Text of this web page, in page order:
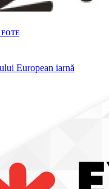
FOTE
European iarnă